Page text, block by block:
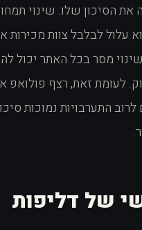
הסיכון שלו. שינוי
עלול לבלבל צוות מכירות
מסר בכל האתר יכול
לעומת זאת, רצף פולואפ
התערבויות נמוכות
של דליפות